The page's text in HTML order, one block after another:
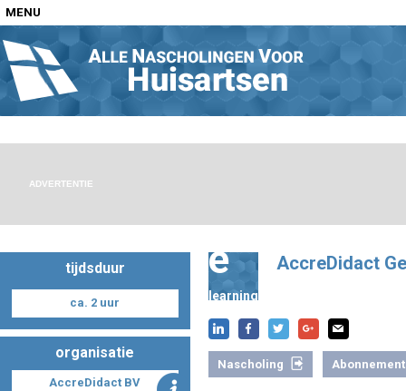
MENU
Home
Nascholingen op locatie (agenda)
Nascholingen online (elearning)
Nascholingen op aanvraag (in-company)
ADVERTENTIE
tijdsduur
ca. 2 uur
organisatie
AccreDidact BV
e
learning
AccreDidact
Nascholing Abonnement